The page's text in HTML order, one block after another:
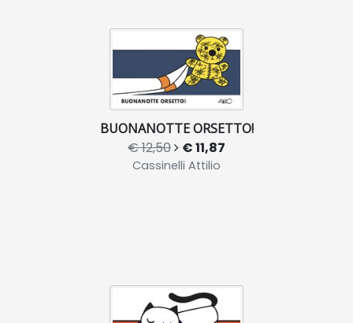
BUONANOTTE ORSETTO!
€ 12,50 € 11,87
Cassinelli Attilio